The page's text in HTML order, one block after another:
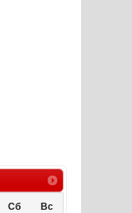
Сб Вс